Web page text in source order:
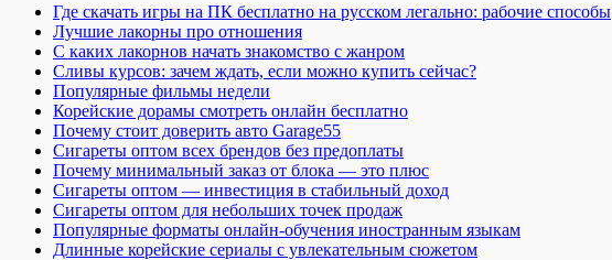
Где скачать игры на ПК бесплатно на русском легально: рабочие способы
Лучшие лакорны про отношения
С каких лакорнов начать знакомство с жанром
Сливы курсов: зачем ждать, если можно купить сейчас?
Популярные фильмы недели
Корейские дорамы смотреть онлайн бесплатно
Почему стоит доверить авто Garage55
Сигареты оптом всех брендов без предоплаты
Почему минимальный заказ от блока — это плюс
Сигареты оптом — инвестиция в стабильный доход
Сигареты оптом для небольших точек продаж
Популярные форматы онлайн-обучения иностранным языкам
Длинные корейские сериалы с увлекательным сюжетом